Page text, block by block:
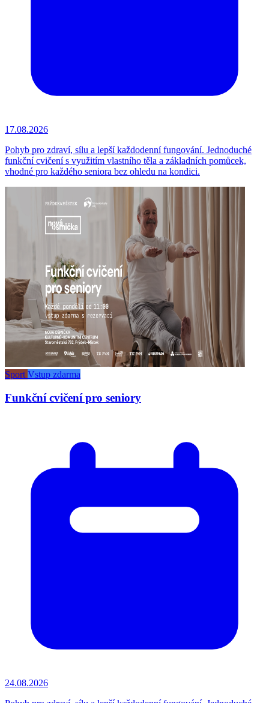
17.08.2026
Pohyb pro zdraví, sílu a lepší každodenní fungování. Jednoduché
funkční cvičení s využitím vlastního těla a základních pomůcek,
vhodné pro každého seniora bez ohledu na kondici.
Sport Vstup zdarma
Funkční cvičení pro seniory
24.08.2026